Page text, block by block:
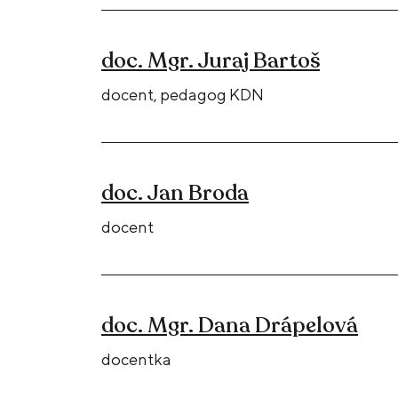
doc. Mgr. Juraj Bartoš
docent, pedagog KDN
doc. Jan Broda
docent
doc. Mgr. Dana Drápelová
docentka